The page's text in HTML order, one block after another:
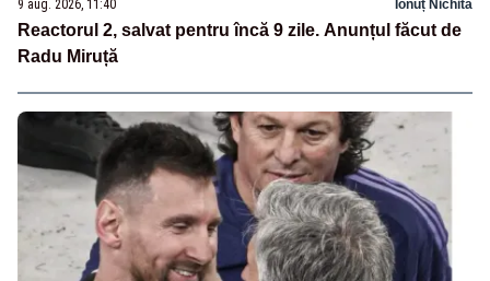
9 aug. 2026, 11:40 Ionuț Nichita
Reactorul 2, salvat pentru încă 9 zile. Anunțul făcut de
Radu Miruță